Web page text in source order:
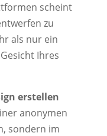
scheint
zu
als nur ein
Ihres
erstellen
anonymen
sondern im